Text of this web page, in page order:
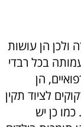
הן עושות
בכל רבדי
הן
לציוד תקין
כן יש